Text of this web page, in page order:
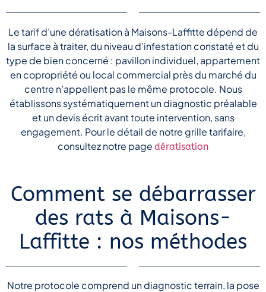
Le tarif d’une dératisation à Maisons-Laffitte dépend de
la surface à traiter, du niveau d’infestation constaté et du
type de bien concerné : pavillon individuel, appartement
en copropriété ou local commercial près du marché du
centre n’appellent pas le même protocole. Nous
établissons systématiquement un diagnostic préalable
et un devis écrit avant toute intervention, sans
engagement. Pour le détail de notre grille tarifaire,
consultez notre page dératisation
Comment se débarrasser
des rats à Maisons-
Laffitte : nos méthodes
Notre protocole comprend un diagnostic terrain, la pose